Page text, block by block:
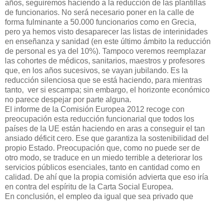
años, seguiremos haciendo a la reducción de las plantillas
de funcionarios. No será necesario poner en la calle de
forma fulminante a 50.000 funcionarios como en Grecia,
pero ya hemos visto desaparecer las listas de interinidades
en enseñanza y sanidad (en este último ámbito la reducción
de personal es ya del 10%). Tampoco veremos reemplazar
las cohortes de médicos, sanitarios, maestros y profesores
que, en los años sucesivos, se vayan jubilando. Es la
reducción silenciosa que se está haciendo, para mientras
tanto, ver si escampa; sin embargo, el horizonte económico
no parece despejar por parte alguna.
El informe de la Comisión Europea 2012 recoge con
preocupación esta reducción funcionarial que todos los
países de la UE están haciendo en aras a conseguir el tan
ansiado déficit cero. Ese que garantiza la sostenibilidad del
propio Estado. Preocupación que, como no puede ser de
otro modo, se traduce en un miedo terrible a deteriorar los
servicios públicos esenciales, tanto en cantidad como en
calidad. De ahí que la propia comisión advierta que eso iría
en contra del espíritu de la Carta Social Europea.
En conclusión, el empleo da igual que sea privado que